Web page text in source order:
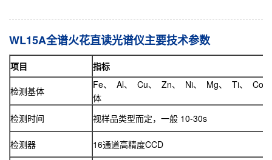
WL15A全谱火花直读光谱仪主要技术参数
项目 指标
检测基体
Fe、 Al、 Cu、 Zn、 Ni、 Mg、 Ti、 Co
体
检测时间
视样品类型而定，一般 10-30s
检测器 16通道高精度CCD